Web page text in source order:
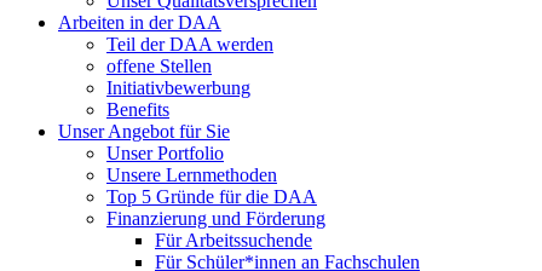
Arbeiten in der DAA
Teil der DAA werden
offene Stellen
Initiativbewerbung
Benefits
Unser Angebot für Sie
Unser Portfolio
Unsere Lernmethoden
Top 5 Gründe für die DAA
Finanzierung und Förderung
Für Arbeitssuchende
Für Schüler*innen an Fachschulen